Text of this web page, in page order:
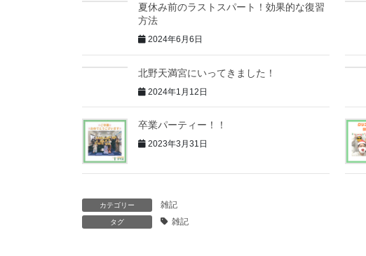
夏休み前のラストスパート！効果的な復習
方法
2024年6月6日
北野天満宮にいってきました！
2024年1月12日
卒業パーティー！！
2023年3月31日
カテゴリー 雑記
タグ 雑記